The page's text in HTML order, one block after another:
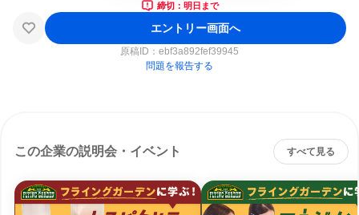
締切：明日まで
エントリー画面へ
原稿ID： ebf3a892fef39945
問題を報告する
この企業の説明会・イベント すべて見る